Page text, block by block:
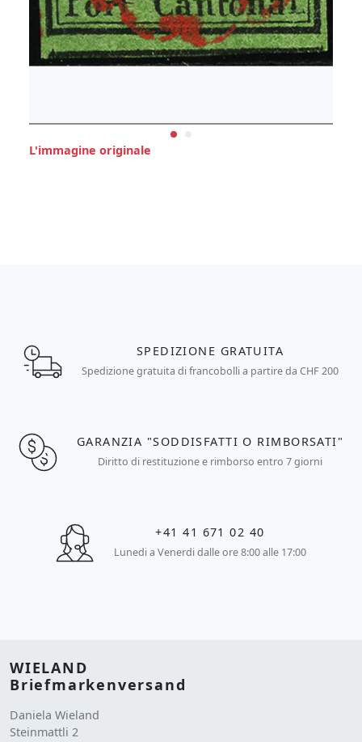
L'immagine originale
SPEDIZIONE GRATUITA
Spedizione gratuita di francobolli a partire da CHF 200
GARANZIA "SODDISFATTI O RIMBORSATI"
Diritto di restituzione e rimborso entro 7 giorni
+41 41 671 02 40
Lunedi a Venerdi dalle ore 8:00 alle 17:00
WIELAND
Briefmarkenversand
Daniela Wieland
Steinmattli 2